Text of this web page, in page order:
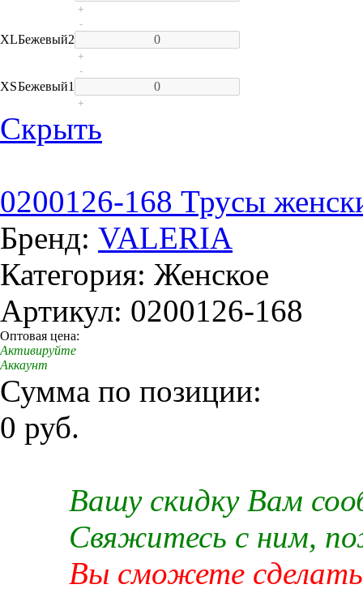
+
XLБежевый2
-
+
XSБежевый1
-
+
Скрыть
0200126-168 Трусы
Бренд: VALERIA
Категория: Женское
Артикул: 0200126-168
Оптовая цена:
Активируйте
Аккаунт
Сумма по позиции:
0 руб.
Вашу скидку Вам
Свяжитесь с ним,
Вы сможете сделать